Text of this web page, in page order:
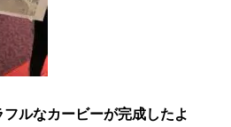
ルなカービーが完成したよ